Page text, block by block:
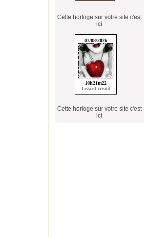
Cette horloge sur votre site c'est
ici
Cette horloge sur votre site c'est
ici